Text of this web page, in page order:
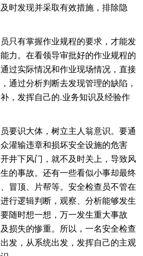
时发现并采取有效措施，排除隐
有掌握作业规程的要求，才能发
力。在看领导审批好的作业规程的
过实际情况和作业现场情况，直接
通过分析判断去发现管理的缺陷，
，发挥自己的.业务知识及经验作
识大体，树立主人翁意识。要通
灌输违章和损坏安全设施的危害
井下风门，就不及时关上，导致风
的事故。还有一些看似小事却最终
冒顶、片帮等。安全检查员不管在
行逻辑判断，观察、分析能够发生
随时想一想，万一发生重大事故
损失的惨重。所以，一名安全检查
发，从系统出发，发挥自己的主观